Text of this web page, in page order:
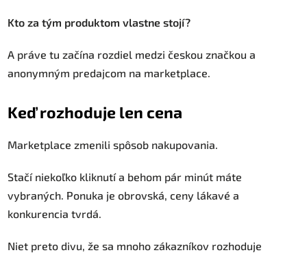
Kto za tým produktom vlastne stojí?
A práve tu začína rozdiel medzi českou značkou a
anonymným predajcom na marketplace.
Keď rozhoduje len cena
Marketplace zmenili spôsob nakupovania.
Stačí niekoľko kliknutí a behom pár minút máte
vybraných. Ponuka je obrovská, ceny lákavé a
konkurencia tvrdá.
Niet preto divu, že sa mnoho zákazníkov rozhoduje